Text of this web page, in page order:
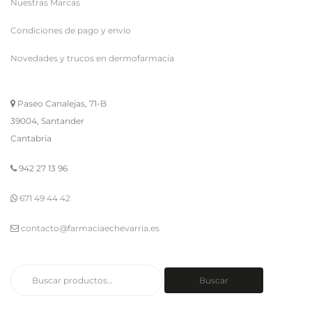
Nuestras Marcas
Condiciones de pago y envío
Novedades y trucos en dermofarmacia
Paseo Canalejas, 71-B
39004, Santander
Cantabria
942 27 13 96
671 49 44 42
contacto@farmaciaechevarria.es
Buscar